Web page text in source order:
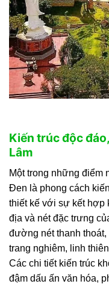
Kiến trúc độc
Lâm
Một trong những điểm
Đen là phong cách
thiết kế với sự kết hợp
địa và nét đặc trưng
đường nét thanh thoát,
trang nghiêm, linh
Các chi tiết kiến trúc
đậm dấu ấn văn hóa,